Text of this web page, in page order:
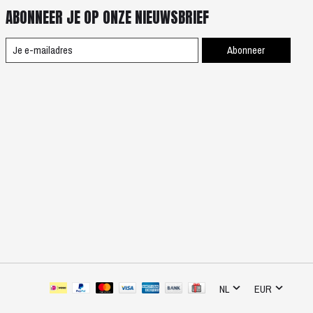
ABONNEER JE OP ONZE NIEUWSBRIEF
Abonneer
NL EUR